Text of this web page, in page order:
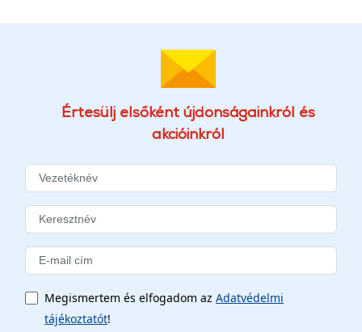
Értesülj elsőként újdonságainkról és
akcióinkról
Megismertem és elfogadom az Adatvédelmi
tájékoztatót!